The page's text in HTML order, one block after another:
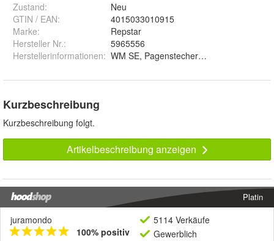
Zustand:
Neu
GTIN / EAN:
4015033010915
Marke:
Repstar
Hersteller Nr.:
5965556
Herstellerinformationen: WM SE, Pagenstecherstraße 121,
Kurzbeschreibung
Kurzbeschreibung folgt.
Artikelbeschreibung anzeigen
Platin
juramondo
100% positiv
5114 Verkäufe
Gewerblich